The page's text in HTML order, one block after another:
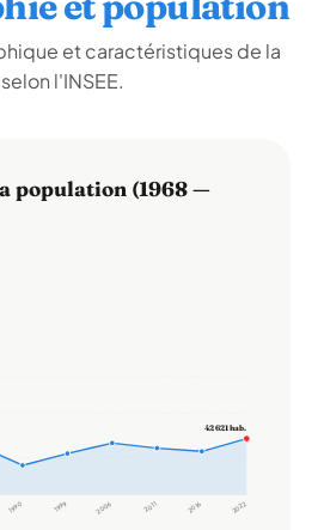
et caractéristiques de la
l'INSEE.
population (1968 —
1990 1999 2006 2011 2016 2022
42 621 hab.